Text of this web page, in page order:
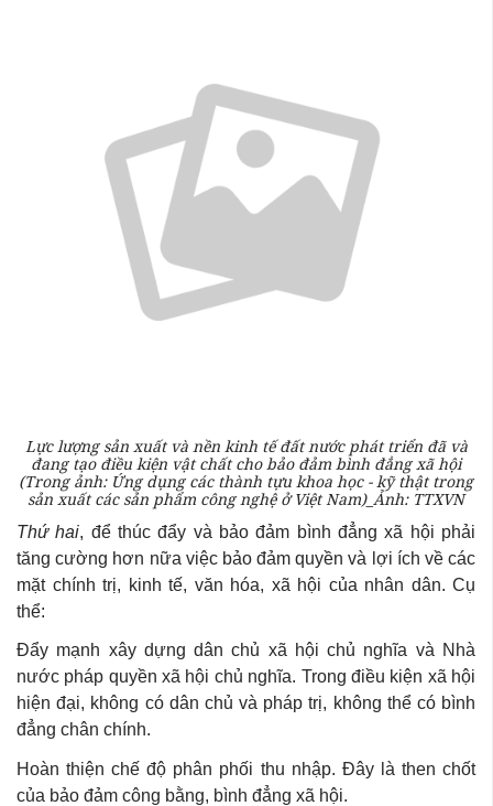
Lực lượng sản xuất và nền kinh tế đất nước phát triển đã và
đang tạo điều kiện vật chất cho bảo đảm bình đẳng xã hội
(Trong ảnh: Ứng dụng các thành tựu khoa học - kỹ thật trong
sản xuất các sản phẩm công nghệ ở Việt Nam)_Ảnh: TTXVN
Thứ hai, để thúc đẩy và bảo đảm bình đẳng xã hội phải
tăng cường hơn nữa việc bảo đảm quyền và lợi ích về các
mặt chính trị, kinh tế, văn hóa, xã hội của nhân dân. Cụ
thể:
Đẩy mạnh xây dựng dân chủ xã hội chủ nghĩa và Nhà
nước pháp quyền xã hội chủ nghĩa. Trong điều kiện xã hội
hiện đại, không có dân chủ và pháp trị, không thể có bình
đẳng chân chính.
Hoàn thiện chế độ phân phối thu nhập. Đây là then chốt
của bảo đảm công bằng, bình đẳng xã hội.